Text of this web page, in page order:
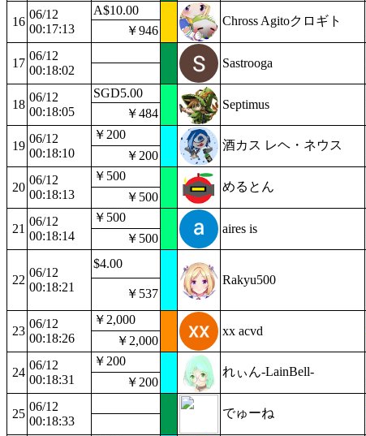
16
06/12
00:17:13
A$10.00
Chross Agitoクロギト
￥946
17
06/12
00:18:02
Sastrooga
18
06/12
00:18:05
SGD5.00
Septimus
￥484
19
06/12
00:18:10
￥200
酒カス レヘ・ネウス
￥200
20
06/12
00:18:13
￥500
めるとん
￥500
21
06/12
00:18:14
￥500
aires is
￥500
22
06/12
00:18:21
$4.00
Rakyu500
￥537
23
06/12
00:18:26
￥2,000
xx acvd
￥2,000
24
06/12
00:18:31
￥200
れぃん-LainBell-
￥200
25
06/12
00:18:33
でゅーね